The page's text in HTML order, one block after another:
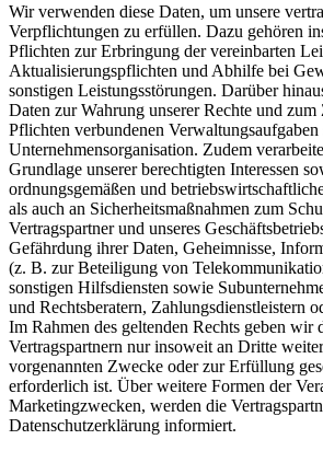
Wir verwenden diese Daten, um unsere
Verpflichtungen zu erfüllen. Dazu gehören
Pflichten zur Erbringung der vereinbarten
Aktualisierungspflichten und Abhilfe bei
sonstigen Leistungsstörungen. Darüber
Daten zur Wahrung unserer Rechte und
Pflichten verbundenen
Unternehmensorganisation. Zudem
Grundlage unserer berechtigten Interessen
ordnungsgemäßen und
als auch an Sicherheitsmaßnahmen zum
Vertragspartner und unseres
Gefährdung ihrer Daten, Geheimnisse,
(z. B. zur Beteiligung von
sonstigen Hilfsdiensten sowie
und Rechtsberatern, Zahlungsdienstleistern
Im Rahmen des geltenden Rechts geben wir
Vertragspartnern nur insoweit an Dritte
vorgenannten Zwecke oder zur Erfüllung
erforderlich ist. Über weitere Formen der
Marketingzwecken, werden die
Datenschutzerklärung informiert.